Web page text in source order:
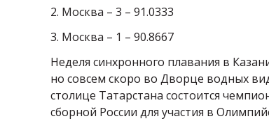
2. Москва – 3 – 91.0333
3. Москва – 1 – 90.8667
Неделя синхронного плавания в
но совсем скоро во Дворце водных
столице Татарстана состоится
сборной России для участия в